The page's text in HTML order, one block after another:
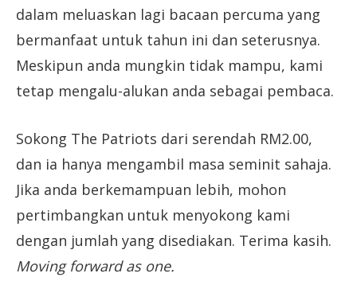
dalam meluaskan lagi bacaan percuma yang
bermanfaat untuk tahun ini dan seterusnya.
Meskipun anda mungkin tidak mampu, kami
tetap mengalu-alukan anda sebagai pembaca.
Sokong The Patriots dari serendah RM2.00,
dan ia hanya mengambil masa seminit sahaja.
Jika anda berkemampuan lebih, mohon
pertimbangkan untuk menyokong kami
dengan jumlah yang disediakan. Terima kasih.
Moving forward as one.